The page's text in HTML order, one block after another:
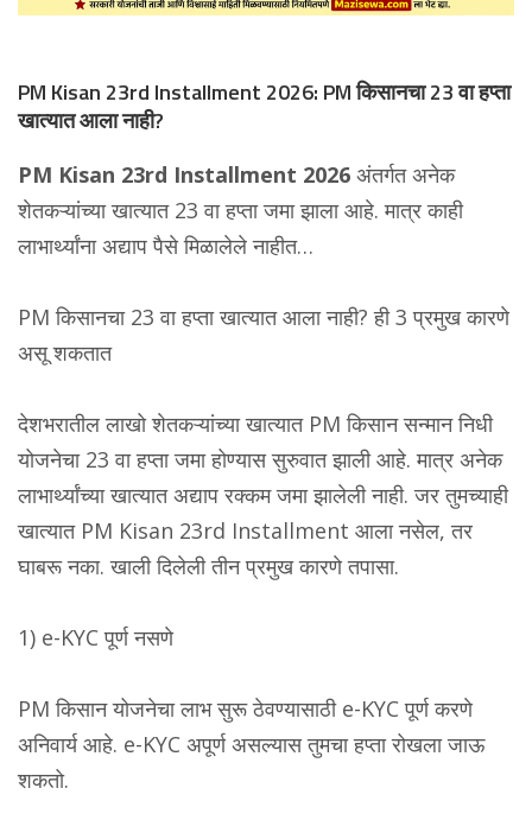
PM Kisan 23rd Installment 2026: PM किसानचा 23 वा हप्ता
खात्यात आला नाही?
PM Kisan 23rd Installment 2026 अंतर्गत अनेक
शेतकऱ्यांच्या खात्यात 23 वा हप्ता जमा झाला आहे. मात्र काही
लाभार्थ्यांना अद्याप पैसे मिळालेले नाहीत…
PM किसानचा 23 वा हप्ता खात्यात आला नाही? ही 3 प्रमुख कारणे
असू शकतात
देशभरातील लाखो शेतकऱ्यांच्या खात्यात PM किसान सन्मान निधी
योजनेचा 23 वा हप्ता जमा होण्यास सुरुवात झाली आहे. मात्र अनेक
लाभार्थ्यांच्या खात्यात अद्याप रक्कम जमा झालेली नाही. जर तुमच्याही
खात्यात PM Kisan 23rd Installment आला नसेल, तर
घाबरू नका. खाली दिलेली तीन प्रमुख कारणे तपासा.
1) e-KYC पूर्ण नसणे
PM किसान योजनेचा लाभ सुरू ठेवण्यासाठी e-KYC पूर्ण करणे
अनिवार्य आहे. e-KYC अपूर्ण असल्यास तुमचा हप्ता रोखला जाऊ
शकतो.